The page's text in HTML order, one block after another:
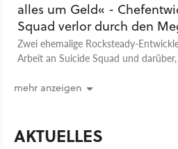
alles um Geld« -
Squad verlor durch den
den Glauben an
Zwei ehemalige Rocksteady-
Arbeit an Suicide Squad und
mehr anzeigen
AKTUELLES